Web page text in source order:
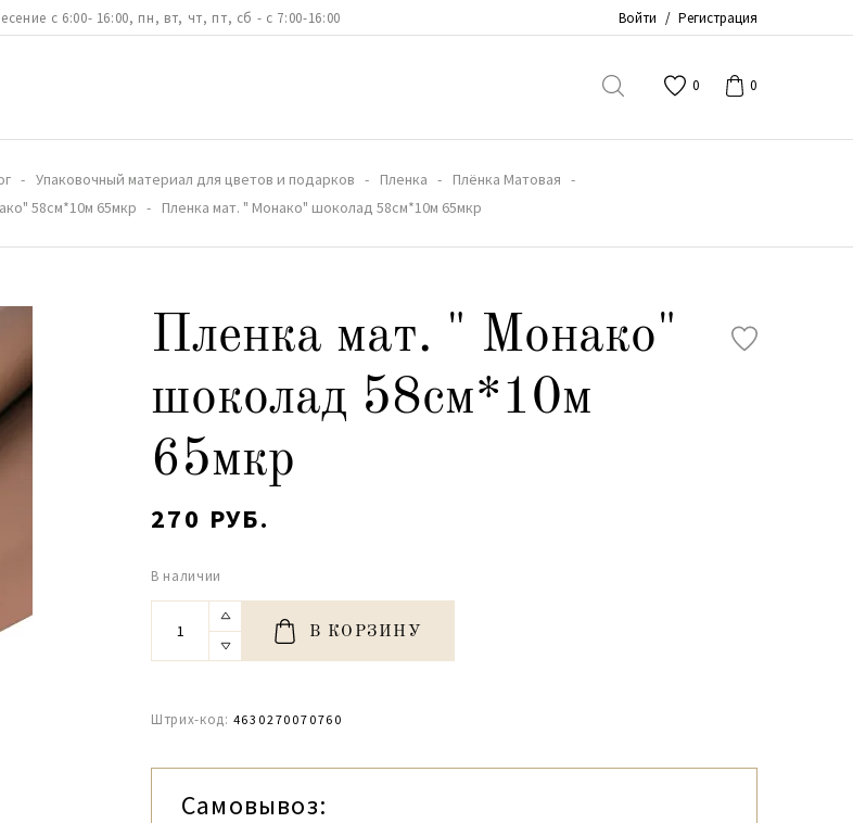
с 6:00- 16:00, пн, вт, чт, пт, сб - с 7:00-16:00 Войти / Регистрация
0 0
Упаковочный материал для цветов и подарков Пленка
Плёнка Матовая
58см*10м 65мкр
Пленка мат. " Монако" шоколад 58см*10м 65мкр
Пленка мат. " Монако"
шоколад 58см*10м
65мкр
270 РУБ.
В наличии
В КОРЗИНУ
Штрих-код: 4630270070760
Самовывоз: